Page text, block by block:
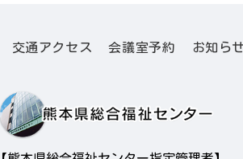
交通アクセス 会議室予約 お知らせ